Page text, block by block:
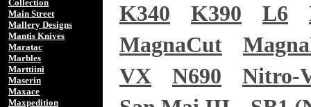
Collection
Main Street
Mallery Designs
Mantis Knives
Maratac
Marbles
Marttiini
Maserin
Maxace
Maxpedition
K340
K390 L6
MagnaCut
VX
N690
Nitro-